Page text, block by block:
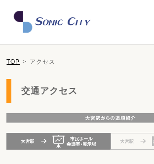
TOP アクセス
交通アクセス